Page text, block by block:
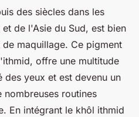
des siècles dans les
de l'Asie du Sud, est bien
maquillage. Ce pigment
offre une multitude
yeux et est devenu un
nombreuses routines
En intégrant le khôl ithmid